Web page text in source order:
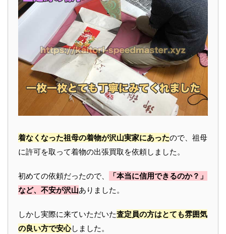
着なくなった祖母の着物が沢山実家にあったので、祖母
に許可を取って着物の出張買取を依頼しました。
初めての依頼だったので、
「本当に信用できるのか？」
など、不安が沢山ありました。
しかし実際に来ていただいた査定員の方はとても雰囲気
の良い方で安心しました。